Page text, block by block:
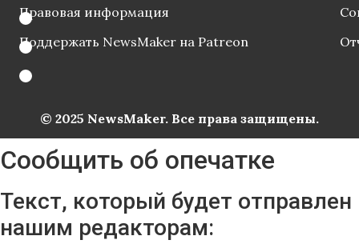
Правовая информация
Поддержать NewsMaker на Patreon
© 2025 NewsMaker. Все права защищены.
Сообщить об опечатке
Текст, который будет отправлен
нашим редакторам: